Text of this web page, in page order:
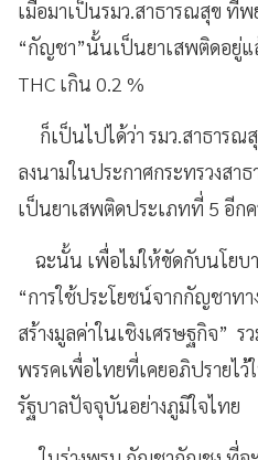
เมื่อมาเป็นรมว.สาธารณสุข ที่พ
“กัญชา”นั้นเป็นยาเสพติดอยู่
THC เกิน 0.2 %
ก็เป็นไปได้ว่า รมว.สาธาร
ลงนามในประกาศกระทรวงส
เป็นยาเสพติดประเภทที่ 5 อีกค
ฉะนั้น เพื่อไม่ให้ขัดกับนโยบ
“การใช้ประโยชน์จากกัญชาท
สร้างมูลค่าในเชิงเศรษฐกิจ” ร
พรรคเพื่อไทยที่เคยอภิปรายไ
รัฐบาลปัจจุบันอย่างภูมิใจไทย